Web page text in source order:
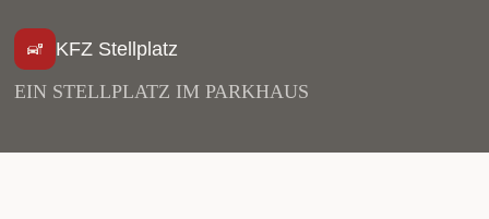
KFZ Stellplatz
EIN STELLPLATZ IM PARKHAUS